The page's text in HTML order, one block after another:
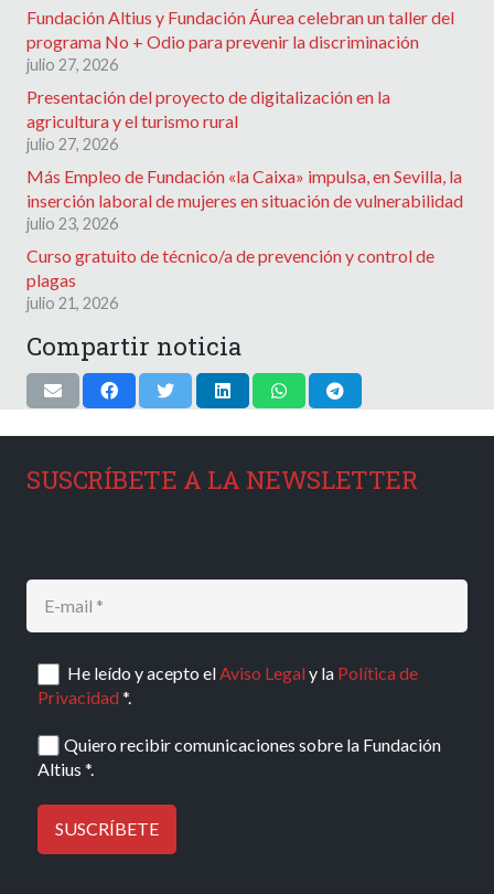
Fundación Altius y Fundación Áurea celebran un taller del
programa No + Odio para prevenir la discriminación
julio 27, 2026
Presentación del proyecto de digitalización en la
agricultura y el turismo rural
julio 27, 2026
Más Empleo de Fundación «la Caixa» impulsa, en Sevilla, la
inserción laboral de mujeres en situación de vulnerabilidad
julio 23, 2026
Curso gratuito de técnico/a de prevención y control de
plagas
julio 21, 2026
Compartir noticia
SUSCRÍBETE A LA NEWSLETTER
He leído y acepto elAviso Legaly la Política de
Privacidad*.
Quiero recibir comunicaciones sobre la Fundación
Altius *.